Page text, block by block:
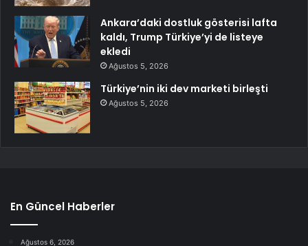
Ankara’daki dostluk gösterisi lafta
kaldı, Trump Türkiye’yi de listeye
ekledi
Ağustos 5, 2026
Türkiye’nin iki dev marketi birleşti
Ağustos 5, 2026
En Güncel Haberler
Ağustos 6, 2026